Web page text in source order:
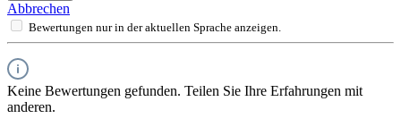
Abbrechen
Bewertungen nur in der aktuellen Sprache anzeigen.
Keine Bewertungen gefunden. Teilen Sie Ihre Erfahrungen mit
anderen.